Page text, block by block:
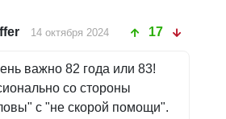
14 октября 2024 17
важно 82 года или 83!
со стороны
с "не скорой помощи".